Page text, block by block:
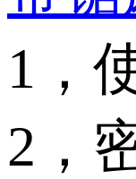
1，
2，